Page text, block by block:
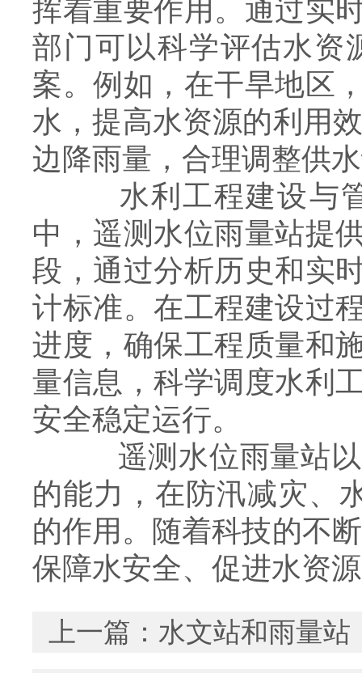
挥着重要作用。通过实
部门可以科学评估水资
案。例如，在干旱地区
水，提高水资源的利用
边降雨量，合理调整供
水利工程建设与管
中，遥测水位雨量站提
段，通过分析历史和实
计标准。在工程建设过
进度，确保工程质量和
量信息，科学调度水利
安全稳定运行。
遥测水位雨量站以
的能力，在防汛减灾、
的作用。随着科技的不
保障水安全、促进水资
上一篇： 水文站和雨量站